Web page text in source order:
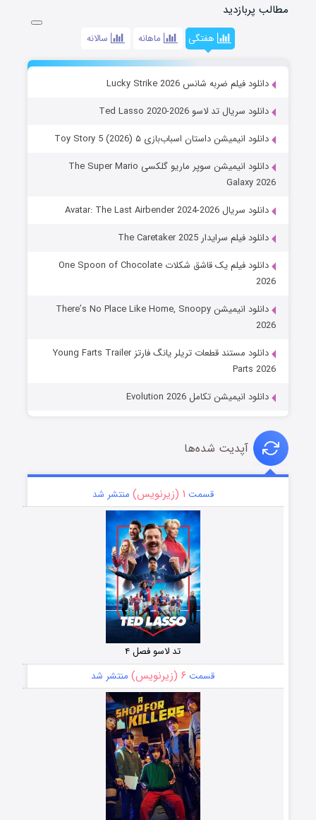
مطالب پربازدید
هفتگی ماهانه سالانه
دانلود فیلم ضربه شانس Lucky Strike 2026
دانلود سریال تد لاسو Ted Lasso 2020-2026
دانلود انیمیشن داستان اسباب‌بازی ۵ Toy Story 5 (2026)
دانلود انیمیشن سوپر ماریو گلکسی The Super Mario
Galaxy 2026
دانلود سریال Avatar: The Last Airbender 2024-2026
دانلود فیلم سرایدار The Caretaker 2025
دانلود فیلم یک قاشق شکلات One Spoon of Chocolate
2026
دانلود انیمیشن There’s No Place Like Home, Snoopy
2026
دانلود مستند قطعات تریلر یانگ فارتز Young Farts Trailer
Parts 2026
دانلود انیمیشن تکامل Evolution 2026
آپدیت شده‌ها
قسمت ۱ (زیرنویس) منتشر شد
تد لاسو فصل ۴
قسمت ۶ (زیرنویس) منتشر شد